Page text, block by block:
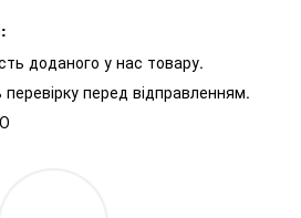
доданого у нас товару.
перед відправленням.